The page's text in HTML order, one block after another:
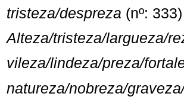
tristeza/despreza (nº: 333)
Alteza/tristeza/largueza/
vileza/lindeza/preza/
natureza/nobreza/